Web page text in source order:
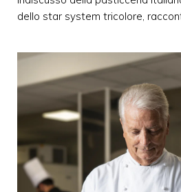
dello star system tricolore,